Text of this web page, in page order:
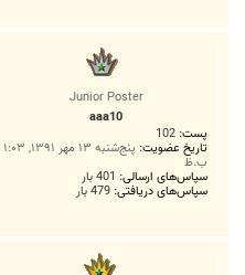
Junior Poster
aaa10
پست: 102
تاریخ عضویت: پنج‌شنبه ۱۳ مهر ۱۳۹۱, ۱:۰۳
ب.ظ
سپاس‌های ارسالی: 401 بار
سپاس‌های دریافتی: 479 بار